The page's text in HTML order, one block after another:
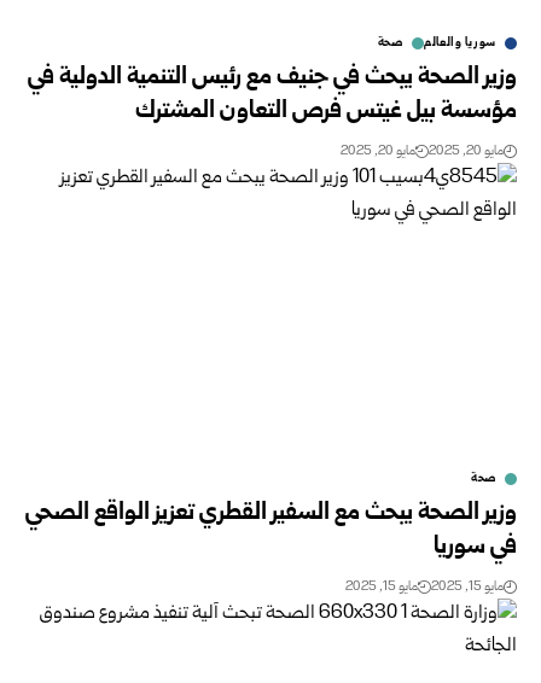
سوريا والعالم صحة
وزير الصحة يبحث في جنيف مع رئيس التنمية الدولية في
مؤسسة بيل غيتس فرص التعاون المشترك
مايو 20, 2025 مايو 20, 2025
صحة
وزير الصحة يبحث مع السفير القطري تعزيز الواقع الصحي
في سوريا
مايو 15, 2025 مايو 15, 2025